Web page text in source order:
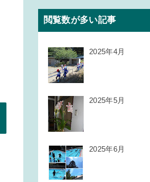
閲覧数が多い記事
2025年4月
2025年5月
2025年6月